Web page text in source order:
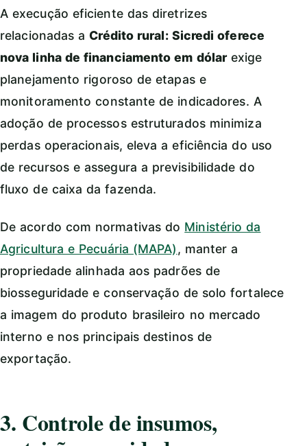
A execução eficiente das diretrizes
relacionadas aCrédito rural: Sicredi oferece
nova linha de financiamento em dólarexige
planejamento rigoroso de etapas e
monitoramento constante de indicadores. A
adoção de processos estruturados minimiza
perdas operacionais, eleva a eficiência do uso
de recursos e assegura a previsibilidade do
fluxo de caixa da fazenda.
De acordo com normativas do Ministério da
Agricultura e Pecuária (MAPA), manter a
propriedade alinhada aos padrões de
biosseguridade e conservação de solo fortalece
a imagem do produto brasileiro no mercado
interno e nos principais destinos de
exportação.
3. Controle de insumos,